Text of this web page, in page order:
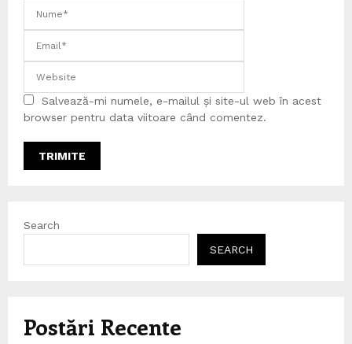
Salvează-mi numele, e-mailul și site-ul web în acest
browser pentru data viitoare când comentez.
Search
SEARCH
Postări Recente